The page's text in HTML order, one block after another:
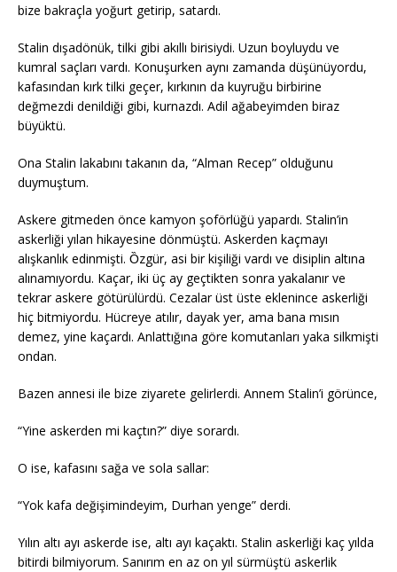
bize bakraçla yoğurt getirip, satardı.
Stalin dışadönük, tilki gibi akıllı birisiydi. Uzun boyluydu ve
kumral saçları vardı. Konuşurken aynı zamanda düşünüyordu,
kafasından kırk tilki geçer, kırkının da kuyruğu birbirine
değmezdi denildiği gibi, kurnazdı. Adil ağabeyimden biraz
büyüktü.
Ona Stalin lakabını takanın da, “Alman Recep” olduğunu
duymuştum.
Askere gitmeden önce kamyon şoförlüğü yapardı. Stalin’in
askerliği yılan hikayesine dönmüştü. Askerden kaçmayı
alışkanlık edinmişti. Ȍzgür, asi bir kişiliği vardı ve disiplin altına
alınamıyordu. Kaçar, iki üç ay geçtikten sonra yakalanır ve
tekrar askere götürülürdü. Cezalar üst üste eklenince askerliği
hiç bitmiyordu. Hücreye atılır, dayak yer, ama bana mısın
demez, yine kaçardı. Anlattığına göre komutanları yaka silkmişti
ondan.
Bazen annesi ile bize ziyarete gelirlerdi. Annem Stalin’i görünce,
“Yine askerden mi kaçtın?” diye sorardı.
O ise, kafasını sağa ve sola sallar:
“Yok kafa değişimindeyim, Durhan yenge” derdi.
Yılın altı ayı askerde ise, altı ayı kaçaktı. Stalin askerliği kaç yılda
bitirdi bilmiyorum. Sanırım en az on yıl sürmüştü askerlik